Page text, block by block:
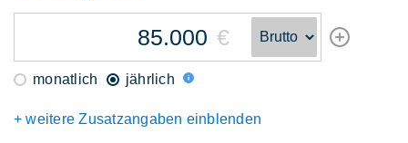
€
monatlich jährlich
+ weitere Zusatzangaben einblenden